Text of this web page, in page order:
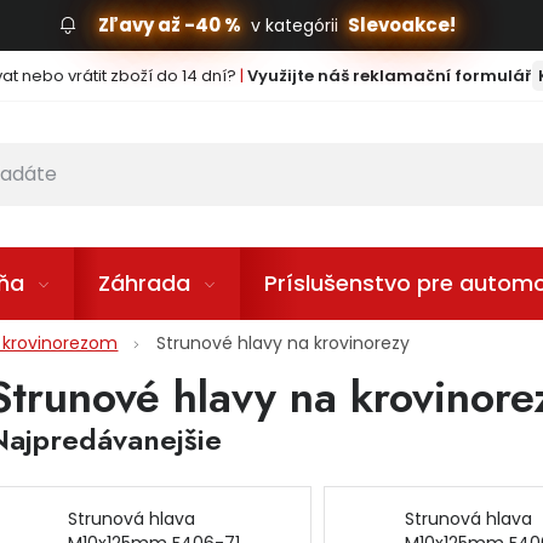
Zľavy až -40 % v kategórii Slevoakce!
nebo vrátit zboží do 14 dní? | Využijte náš reklamační formulář
Záhrada Príslušenstvo pre
Strunové hlavy na krovinorezy
hlavy na
Strunová hlava
Strunová hlava